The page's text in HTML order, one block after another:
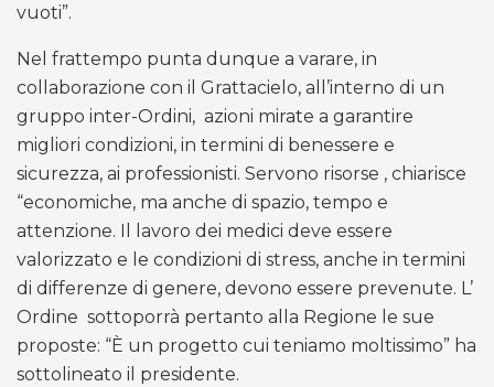
vuoti”.
Nel frattempo punta dunque a varare, in
collaborazione con il Grattacielo, all’interno di un
gruppo inter-Ordini, azioni mirate a garantire
migliori condizioni, in termini di benessere e
sicurezza, ai professionisti. Servono risorse , chiarisce
“economiche, ma anche di spazio, tempo e
attenzione. Il lavoro dei medici deve essere
valorizzato e le condizioni di stress, anche in termini
di differenze di genere, devono essere prevenute. L’
Ordine sottoporrà pertanto alla Regione le sue
proposte: “È un progetto cui teniamo moltissimo” ha
sottolineato il presidente.